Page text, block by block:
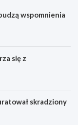
wspomnienia
się z
skradziony